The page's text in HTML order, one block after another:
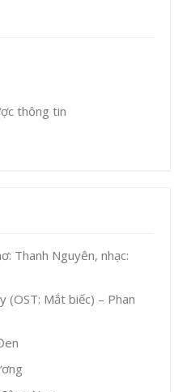
thông tin
Thanh Nguyên, nhạc:
(OST: Mắt biếc) – Phan